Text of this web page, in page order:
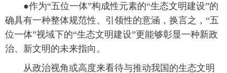
●作为“五位一体”构成性元素的“生态文明建设”的
确具有一种整体规范性、引领性的意涵，换言之，“五
位一体”视域下的“生态文明建设”更能够彰显一种新政
治、新文明的未来指向。
从政治视角或高度来看待与推动我国的生态文明